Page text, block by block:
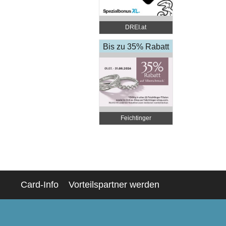
DREI.at
Bis zu 35% Rabatt
Feichtinger
Schmuckhandel
Card-Info Vorteilspartner werden